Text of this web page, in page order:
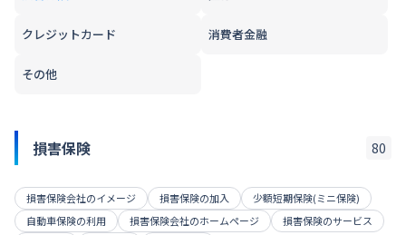
クレジットカード 消費者金融
その他
損害保険 80
損害保険会社のイメージ 損害保険の加入
少額短期保険(ミニ保険)
自動車保険の利用
損害保険会社のホームページ
損害保険のサービス